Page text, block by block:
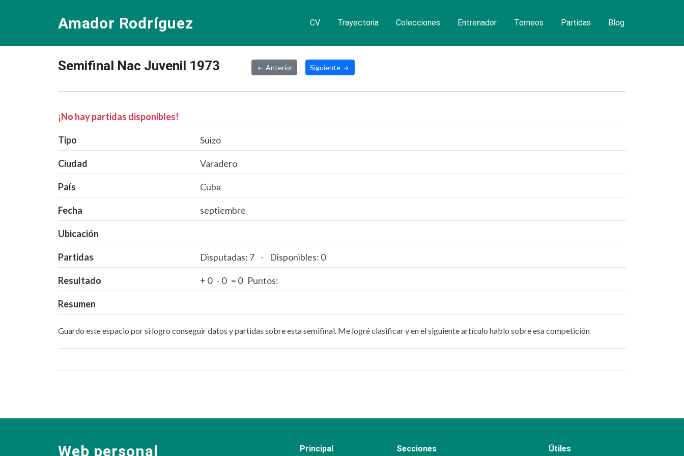
Amador Rodríguez CV Trayectoria Colecciones Entrenador Torneos Partidas Blog
Semifinal Nac Juvenil 1973 Anterior Siguiente
¡No hay partidas disponibles!
Tipo Suizo
Ciudad Varadero
País Cuba
Fecha septiembre
Ubicación
Partidas Disputadas: 7 - Disponibles: 0
Resultado + 0 - 0 = 0 Puntos:
Resumen
Guardo este espacio por si logro conseguir datos y partidas sobre esta semifinal. Me logré clasificar y en el siguiente artículo hablo sobre esa competición
Web personal Principal Secciones Útiles